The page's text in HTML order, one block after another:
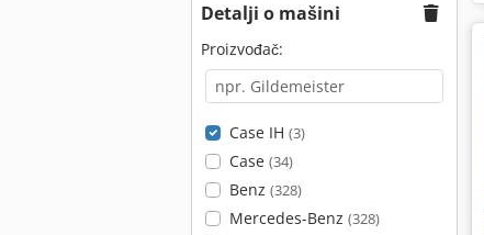
Detalji o mašini
Proizvođač:
Case IH (3)
Case (34)
Benz (328)
Mercedes-Benz (328)